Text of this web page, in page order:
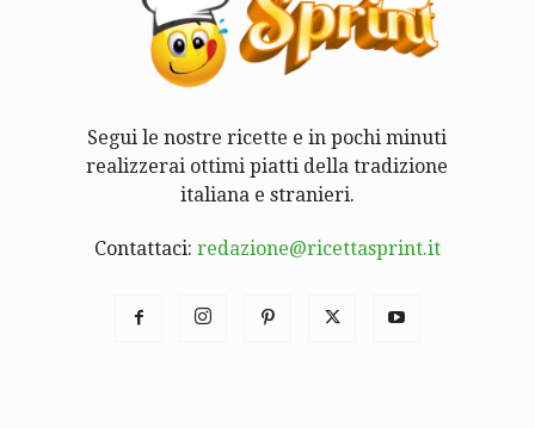
Segui le nostre ricette e in pochi minuti
realizzerai ottimi piatti della tradizione
italiana e stranieri.
Contattaci: redazione@ricettasprint.it